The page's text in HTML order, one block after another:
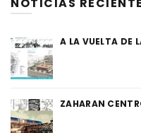
A LA VUELTA DE
ZAHARAN